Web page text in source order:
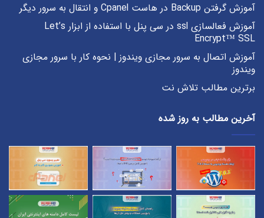
آموزش گرفتن Backup در هاست Cpanel و انتقال به سرور دیگر
آموزش فعالسازی ssl در سی پنل با استفاده از ابزار Let’s
Encrypt™ SSL
آموزش اتصال به سرور مجازی ویندوز | نحوه کار با سرور مجازی
ویندوز
برترین مطالب تلاش نت
آخرین مطالب به روز شده